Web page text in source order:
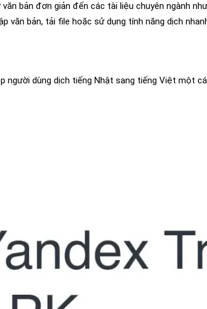
bản đơn giản đến các tài liệu chuyên ngành
văn bản, tải file hoặc sử dụng tính năng dịch
người dùng dịch tiếng Nhật sang tiếng Việt một